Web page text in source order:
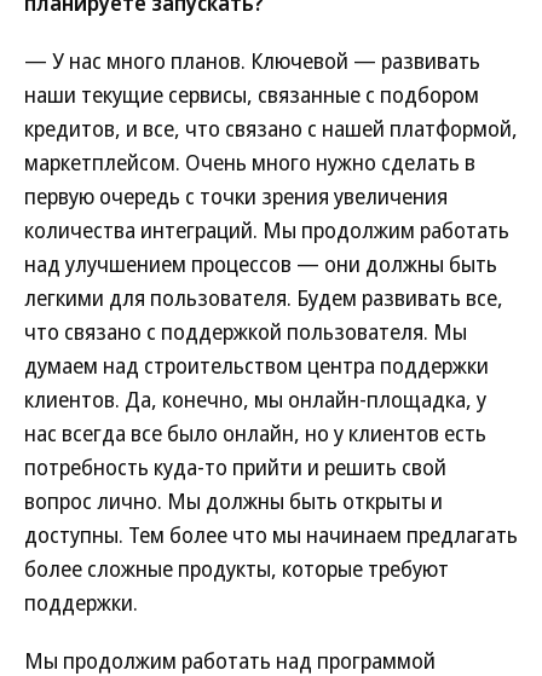
— У нас много планов. Ключевой — развивать
наши текущие сервисы, связанные с подбором
кредитов, и все, что связано с нашей платформой,
маркетплейсом. Очень много нужно сделать в
первую очередь с точки зрения увеличения
количества интеграций. Мы продолжим работать
над улучшением процессов — они должны быть
легкими для пользователя. Будем развивать все,
что связано с поддержкой пользователя. Мы
думаем над строительством центра поддержки
клиентов. Да, конечно, мы онлайн-площадка, у
нас всегда все было онлайн, но у клиентов есть
потребность куда-то прийти и решить свой
вопрос лично. Мы должны быть открыты и
доступны. Тем более что мы начинаем предлагать
более сложные продукты, которые требуют
поддержки.
Мы продолжим работать над программой